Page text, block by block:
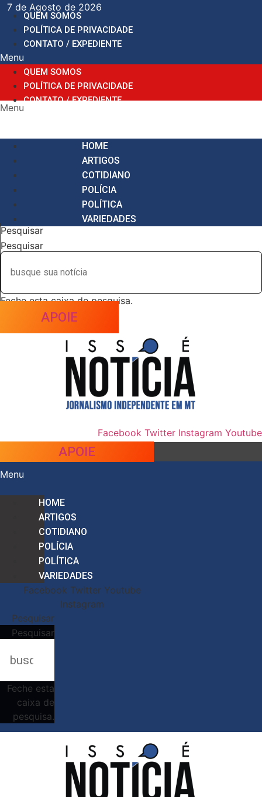
para
conteúdo
7 de Agosto de 2026
QUEM SOMOS
POLÍTICA DE PRIVACIDADE
CONTATO / EXPEDIENTE
Menu
QUEM SOMOS
POLÍTICA DE PRIVACIDADE
CONTATO / EXPEDIENTE
Menu
HOME
ARTIGOS
COTIDIANO
POLÍCIA
POLÍTICA
VARIEDADES
Pesquisar
Pesquisar
Feche esta caixa de pesquisa.
APOIE
Facebook Twitter Instagram Youtube
APOIE
Menu
HOME
ARTIGOS
COTIDIANO
POLÍCIA
POLÍTICA
VARIEDADES
Facebook Twitter Youtube
Instagram
Pesquisar
Pesquisar
Feche esta
caixa de
pesquisa.